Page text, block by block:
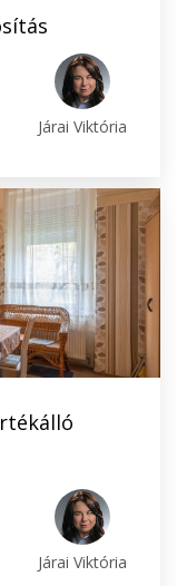
Járai Viktória
Járai Viktória